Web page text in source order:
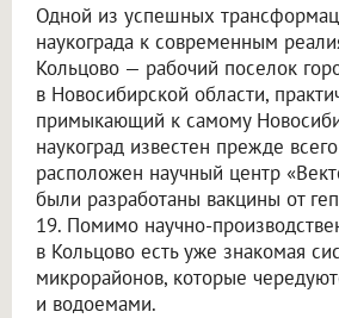
Одной из успешных
наукограда к современным
Кольцово — рабочий поселок
в Новосибирской области,
примыкающий к самому
наукоград известен прежде
расположен научный центр
были разработаны вакцины от
19. Помимо научно-
в Кольцово есть уже знакомая
микрорайонов, которые
и водоемами.